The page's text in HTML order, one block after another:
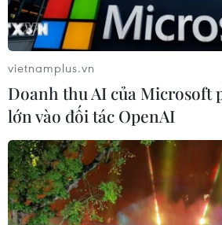
Việt Nam cần đưa điều trị trẻ
cấp tính vào luật
vietnamplus.vn
Doanh thu AI của Microsoft
lớn vào đối tác OpenAI